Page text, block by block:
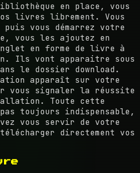
en place, vous
livres librement. Vous
vous démarrez votre
vous les ajoutez en
en forme de livre à
Ils vont apparaitre sous
le dossier download.
apparaît sur votre
vous signaler la réussite
Toute cette
toujours indispensable,
vous servir de votre
directement vos